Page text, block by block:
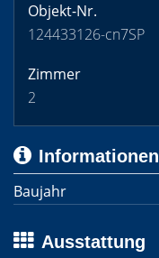
Objekt-Nr.
124433126-cn7SP
Zimmer
2
Informationen
Baujahr
Ausstattung